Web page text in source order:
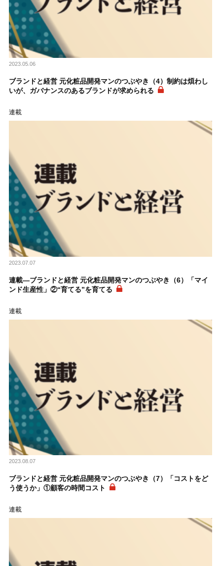
2023.05.06
ブランドと経営 元化粧品開発マンのつぶやき（4）制約は煩わし
いが、ガバナンスのあるブランドが求められる
連載
2023.07.07
連載―ブランドと経営 元化粧品開発マンのつぶやき（6）「マイ
ンド生産性」②“育てる”を育てる
連載
2023.08.07
ブランドと経営 元化粧品開発マンのつぶやき（7）「コストをど
う使うか」①顧客の時間コスト
連載